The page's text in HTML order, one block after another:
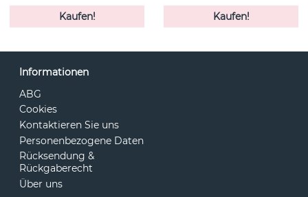
Kaufen!
Kaufen!
Informationen
ABG
Cookies
Kontaktieren Sie uns
Personenbezogene Daten
Rücksendung &
Rückgaberecht
Über uns